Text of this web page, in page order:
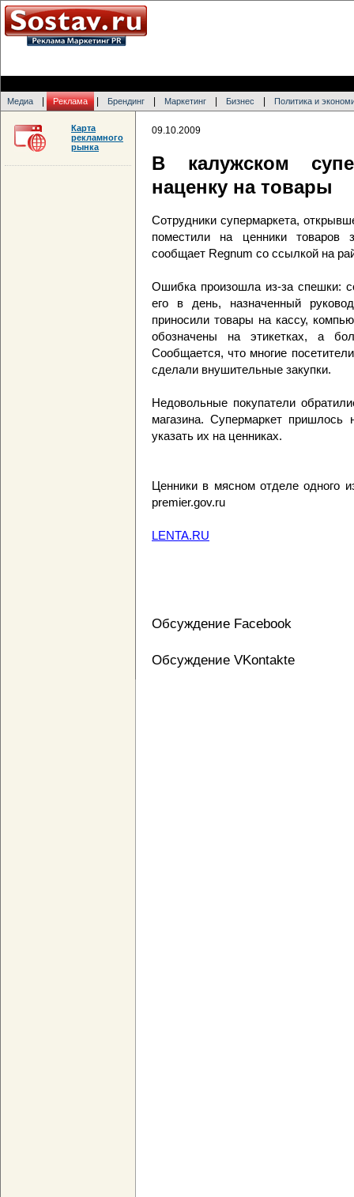
Медиа Реклама Брендинг Маркетинг Бизнес Политика и
09.10.2009
В калужском
наценку на товары
Сотрудники супермаркета,
поместили на ценники товаров
сообщает Regnum со ссылкой на
Ошибка произошла из-за спешки:
его в день, назначенный
приносили товары на кассу,
обозначены на этикетках, а
Сообщается, что многие
сделали внушительные закупки.
Недовольные покупатели
магазина. Супермаркет
указать их на ценниках.
Ценники в мясном отделе одного
premier.gov.ru
LENTA.RU
Обсуждение Facebook
Обсуждение VKontakte
Карта
рекламного
рынка